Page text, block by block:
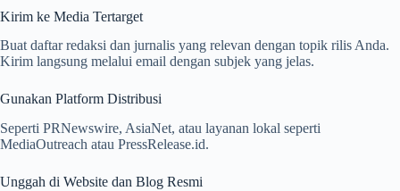
Kirim ke Media Tertarget
Buat daftar redaksi dan jurnalis yang relevan dengan topik rilis Anda.
Kirim langsung melalui email dengan subjek yang jelas.
Gunakan Platform Distribusi
Seperti PRNewswire, AsiaNet, atau layanan lokal seperti
MediaOutreach atau PressRelease.id.
Unggah di Website dan Blog Resmi